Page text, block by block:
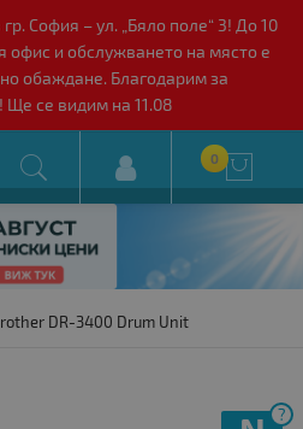
София – ул. „Бяло поле“ 3! До 10
офис и обслужването на място е
обаждане. Благодарим за
Ще се видим на 11.08
 0 
DR-3400 Drum Unit
?